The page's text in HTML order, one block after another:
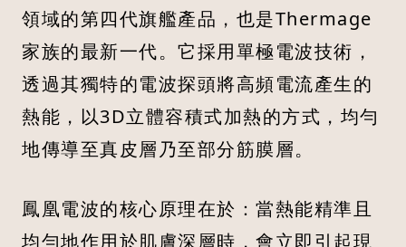
領域的第四代旗艦產品，也是Thermage
家族的最新一代。它採用單極電波技術，
透過其獨特的電波探頭將高頻電流產生的
熱能，以3D立體容積式加熱的方式，均勻
地傳導至真皮層乃至部分筋膜層。
鳳凰電波的核心原理在於：當熱能精準且
均勻地作用於肌膚深層時，會立即引起現